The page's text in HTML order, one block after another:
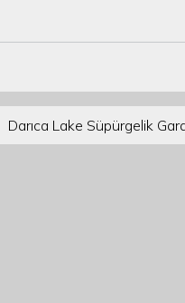
Darıca Lake Süpürgelik